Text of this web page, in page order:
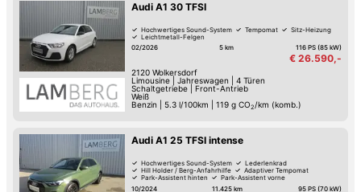
Audi A1 30 TFSI
Hochwertiges Sound-System Tempomat
Sitz-Heizung
Leichtmetall-Felgen
02/2026
5 km 116 PS (85 kW)
€ 26.590,-
2120 Wolkersdorf
Limousine| Jahreswagen
4 Türen
Schaltgetriebe|
Front-Antrieb
Weiß
Benzin
5.3 l/100km 119 g CO2/km (komb.)
Audi A1 25 TFSI intense
Hochwertiges Sound-System
Lederlenkrad
Hill Holder / Berg-Anfahrhilfe
Adaptiver Tempomat
Park-Assistent hinten
Park-Assistent vorne
Multifunktions-Lenkrad
Tempomat
10/2024 11.425 km 95 PS (70 kW)